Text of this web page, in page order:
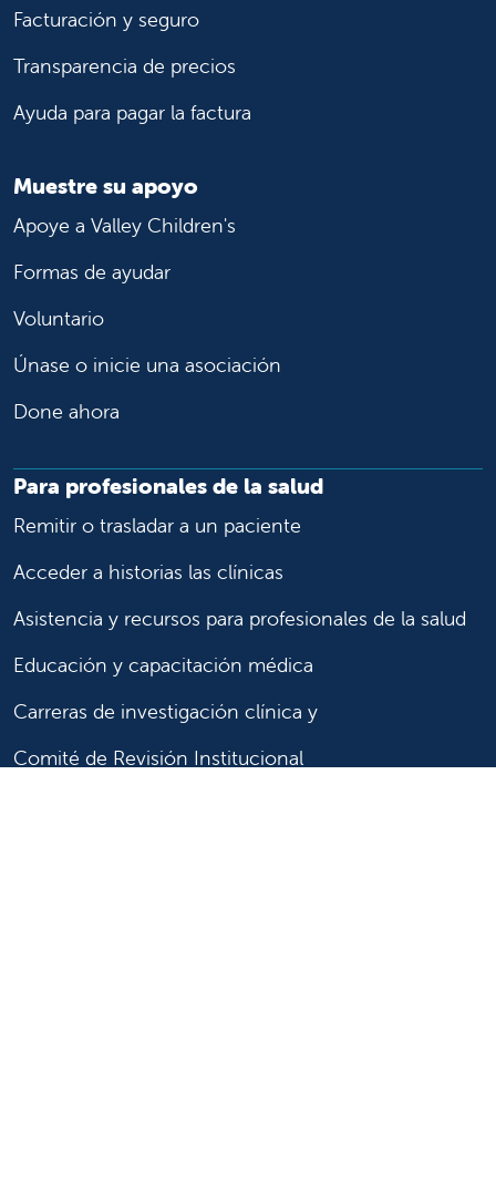
Facturación y seguro
Transparencia de precios
Ayuda para pagar la factura
Muestre su apoyo
Apoye a Valley Children's
Formas de ayudar
Voluntario
Únase o inicie una asociación
Done ahora
Para profesionales de la salud
Remitir o trasladar a un paciente
Acceder a historias las clínicas
Asistencia y recursos para profesionales de la salud
Educación y capacitación médica
Carreras de investigación clínica y
Comité de Revisión Institucional